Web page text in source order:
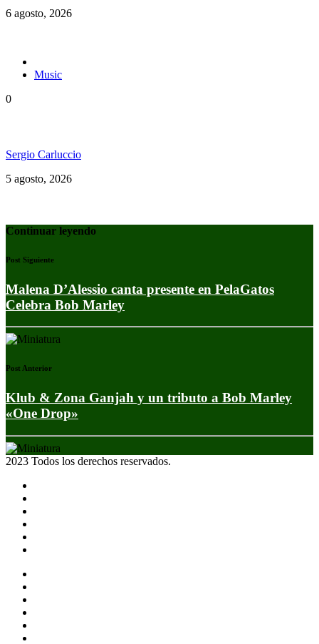
6 agosto, 2026
Music
0
Sergio Carluccio
5 agosto, 2026
Continuar leyendo
Post Siguiente
Malena D’Alessio canta presente en PelaGatos
Celebra Bob Marley
Post Anterior
Klub & Zona Ganjah y un tributo a Bob Marley
«One Drop»
2023 Todos los derechos reservados.